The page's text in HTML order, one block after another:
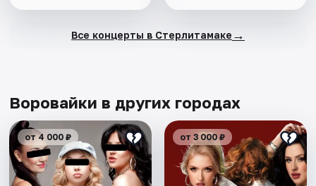
Все концерты в Стерлитамаке →
Воровайки в других городах
от 4 000 ₽ от 3 000 ₽